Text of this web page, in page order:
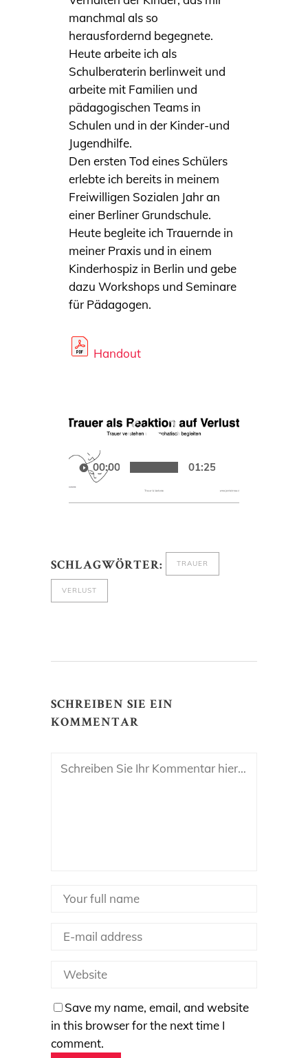
manchmal als so
herausfordernd begegnete.
Heute arbeite ich als
Schulberaterin berlinweit und
arbeite mit Familien und
pädagogischen Teams in
Schulen und in der Kinder-und
Jugendhilfe.
Den ersten Tod eines Schülers
erlebte ich bereits in meinem
Freiwilligen Sozialen Jahr an
einer Berliner Grundschule.
Heute begleite ich Trauernde in
meiner Praxis und in einem
Kinderhospiz in Berlin und gebe
dazu Workshops und Seminare
für Pädagogen.
Handout
00:00 01:25:25
SCHLAGWÖRTER: TRAUER
VERLUST
SCHREIBEN SIE EIN
KOMMENTAR
Save my name, email, and website
in this browser for the next time I
comment.